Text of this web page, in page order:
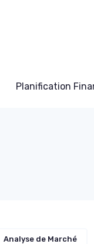
Planification
Analyse de Marché